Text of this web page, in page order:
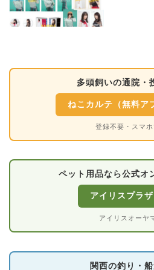
多頭飼いの通院・
ねこカルテ（無料ア
登録不要・スマホ
ペット用品なら公式オ
アイリスプラ
アイリスオーヤ
関西の釣り・